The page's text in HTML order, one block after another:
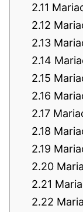
2.11
2.12
2.13
2.14
2.15
2.16
2.17
2.18
2.19
2.20
2.21
2.22